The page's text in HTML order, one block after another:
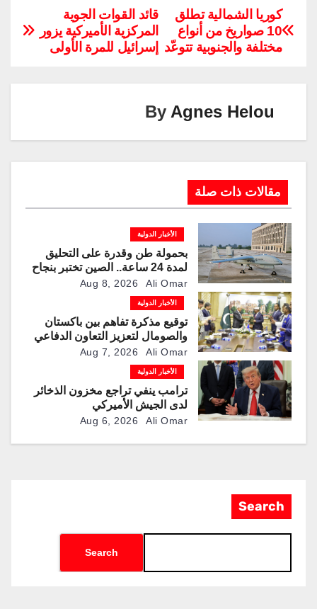
c
e
b
o
at
s
A
p
tt
er
er
e
st
ail
e
gr
a
k
e
dI
p
y
Li
قائد القوات الجوية
المركزية الأميركية يزور
إسرائيل للمرة الأولى
كوريا الشمالية تطلق
10 صواريخ من أنواع
مختلفة والجنوبية تتوعّد
By Agnes Helou
مقالات ذات صلة
الأخبار الدولية
بحمولة طن وقدرة على التحليق
لمدة 24 ساعة.. الصين تختبر بنجاح
مسيّرة “TP200”
Aug 8, 2026 Ali Omar
الأخبار الدولية
توقيع مذكرة تفاهم بين باكستان
والصومال لتعزيز التعاون الدفاعي
Aug 7, 2026 Ali Omar
الأخبار الدولية
ترامب ينفي تراجع مخزون الذخائر
لدى الجيش الأميركي
Aug 6, 2026 Ali Omar
Search
Search